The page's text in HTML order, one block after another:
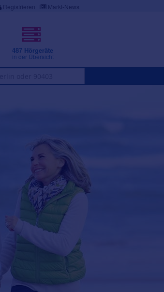
Registrieren Markt-News
487 Hörgeräte
in der Übersicht